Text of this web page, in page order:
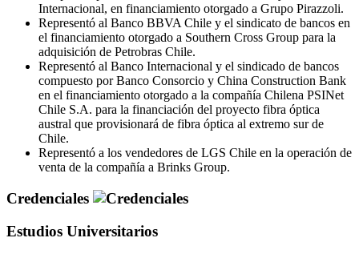
Internacional, en financiamiento otorgado a Grupo Pirazzoli.
Representó al Banco BBVA Chile y el sindicato de bancos en
el financiamiento otorgado a Southern Cross Group para la
adquisición de Petrobras Chile.
Representó al Banco Internacional y el sindicado de bancos
compuesto por Banco Consorcio y China Construction Bank
en el financiamiento otorgado a la compañía Chilena PSINet
Chile S.A. para la financiación del proyecto fibra óptica
austral que provisionará de fibra óptica al extremo sur de
Chile.
Representó a los vendedores de LGS Chile en la operación de
venta de la compañía a Brinks Group.
Credenciales
Estudios Universitarios